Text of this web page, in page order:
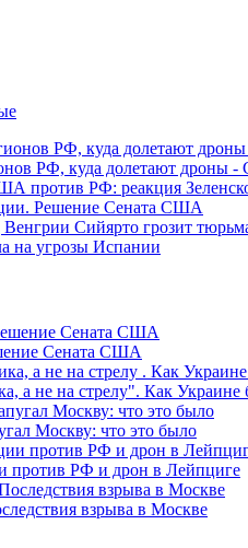
РФ, куда долетают дроны
против РФ: реакция
Решение Сената США
Сийярто грозит
на угрозы Испании
Сената США
а не на стрелу". Как Украине
Москву: что это было
против РФ и дрон в Лейпциге
взрыва в Москве